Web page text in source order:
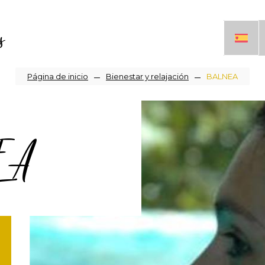
Sobrescribir
de
a
Página de inicio Bienestar y relajación BALNEA